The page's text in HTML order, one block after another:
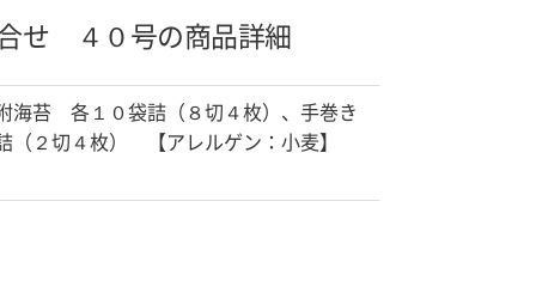
せ ４０号の商品詳細
海苔 各１０袋詰（８切４枚）、手巻き
（２切４枚） 【アレルゲン：小麦】